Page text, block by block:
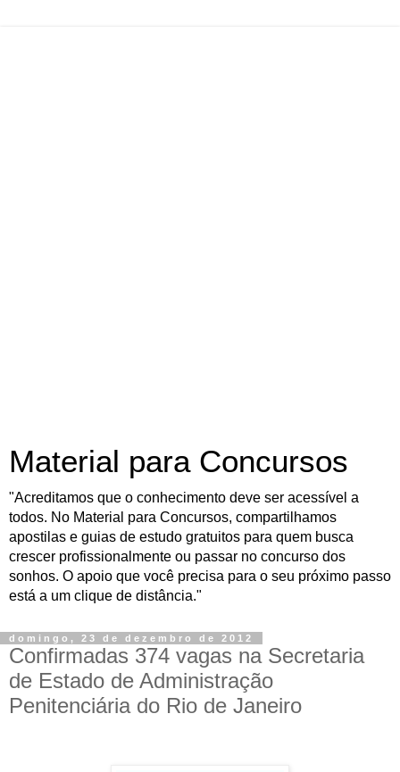
Material para Concursos
"Acreditamos que o conhecimento deve ser acessível a
todos. No Material para Concursos, compartilhamos
apostilas e guias de estudo gratuitos para quem busca
crescer profissionalmente ou passar no concurso dos
sonhos. O apoio que você precisa para o seu próximo passo
está a um clique de distância."
domingo, 23 de dezembro de 2012
Confirmadas 374 vagas na Secretaria
de Estado de Administração
Penitenciária do Rio de Janeiro